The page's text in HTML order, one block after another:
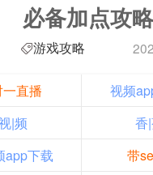
必备加点攻
游戏攻略
直播
视频
|频
香
app下载
带